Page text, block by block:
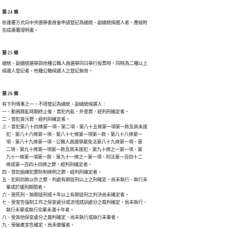
第 24 條
依連署方式向中央選舉委員會申請登記為總統、副總統候選人者，應檢附
完成連署證明書。
第 25 條
總統、副總統選舉與他種公職人員選舉同日舉行投票時，同時為二種以上
候選人登記者，他種公職候選人之登記無效。
第 26 條
有下列情事之一，不得登記為總統、副總統候選人：
一、動員戡亂時期終止後，曾犯內亂、外患罪，經判刑確定者。
二、曾犯貪污罪，經判刑確定者。
三、曾犯第八十四條第一項、第二項、第八十五條第一項第一款及其未遂
    犯、第八十六條第一項、第八十七條第一項第一款、第八十八條第一
    項、第八十九條第一項、公職人員選舉罷免法第八十九條第一項、第
    二項、第九十條第一項第一款及其未遂犯、第九十條之一第一項、第
    九十一條第一項第一款、第九十一條之一第一項、刑法第一百四十二
    條或第一百四十四條之罪，經判刑確定者。
四、曾犯組織犯罪防制條例之罪，經判刑確定者。
五、犯前四款以外之罪，判處有期徒刑以上之刑確定，尚未執行、執行未
    畢或於緩刑期間者。
六、受死刑、無期徒刑或十年以上有期徒刑之判決尚未確定者。
七、受宣告強制工作之保安處分或流氓感訓處分之裁判確定，尚未執行、
    執行未畢或執行完畢未滿十年者。
八、受其他保安處分之裁判確定，尚未執行或執行未畢者。
九、受破產宣告確定，尚未復權者。